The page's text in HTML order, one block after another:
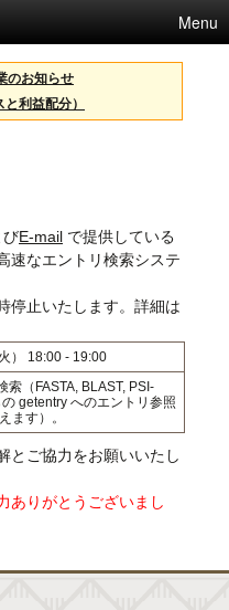
Menu
のお知らせ
利益配分）
びE-mail で提供している
速なエントリ検索システ
停止いたします。詳細は
） 18:00 - 19:00
（FASTA, BLAST, PSI-
getentry へのエントリ参照
ます）。
とご協力をお願いいたし
ありがとうございまし